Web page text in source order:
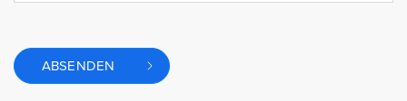
ABSENDEN